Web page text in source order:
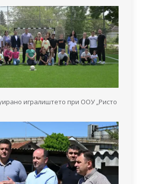
игралиштето при ООУ „Ристо